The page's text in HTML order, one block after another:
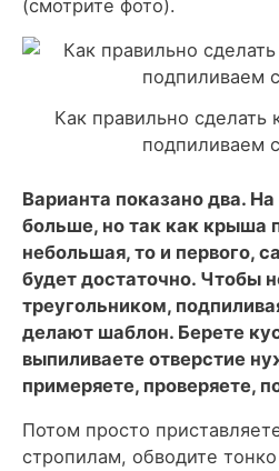
(смотрите фото).
Как правильно сделать
подпиливаем
Варианта показано два.
больше, но так как крыша
небольшая, то и первого,
будет достаточно. Чтобы
треугольником,
делают шаблон. Берете
выпиливаете отверстие
примеряете, проверяете,
Потом просто
стропилам, обводите